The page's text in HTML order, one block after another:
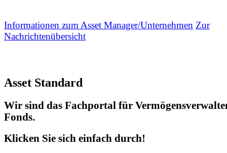
Informationen zum Asset Manager/Unternehmen Zur
Nachrichtenübersicht
Asset Standard
Wir sind das Fachportal für
Fonds.
Klicken Sie sich einfach durch!